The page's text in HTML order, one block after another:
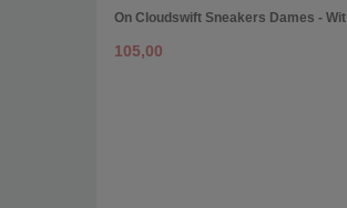
On Cloudswift Sneakers Dames - Wit
105,00